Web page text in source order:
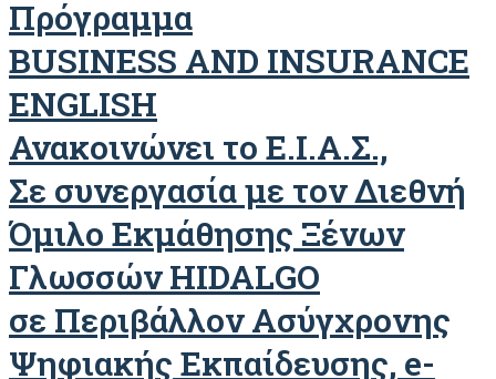
Πρόγραμμα
BUSINESS AND INSURANCE
ENGLISH
Ανακοινώνει το Ε.Ι.Α.Σ.,
Σε συνεργασία με τον Διεθνή
Όμιλο Εκμάθησης Ξένων
Γλωσσών HIDALGO
σε Περιβάλλον Ασύγχρονης
Ψηφιακής Εκπαίδευσης, e-